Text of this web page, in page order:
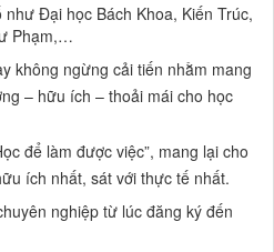
Đại học Bách Khoa, Kiến Trúc,
Phạm,…
không ngừng cải tiến nhằm mang
– hữu ích – thoải mái cho học
để làm được việc”, mang lại cho
ích nhất, sát với thực tế nhất.
nghiệp từ lúc đăng ký đến